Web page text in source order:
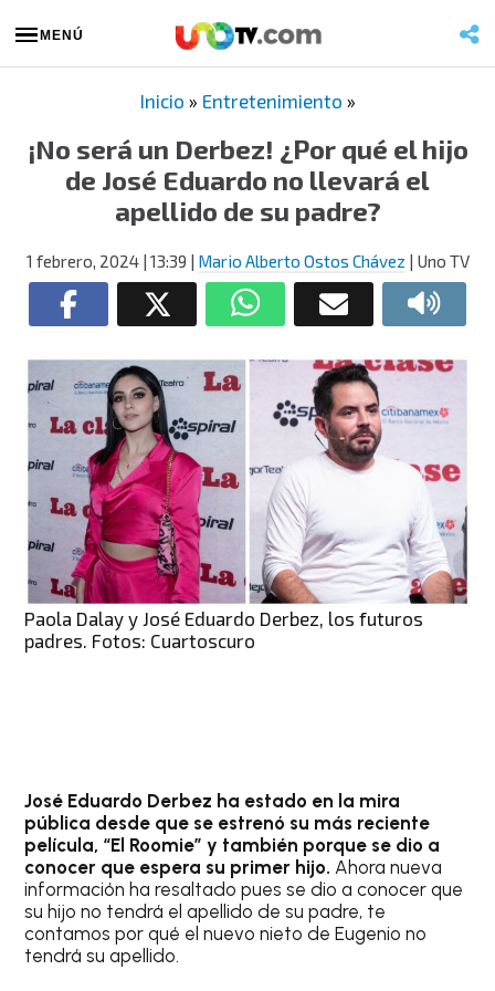
MENÚ
Inicio » Entretenimiento »
¡No será un Derbez! ¿Por qué el hijo
de José Eduardo no llevará el
apellido de su padre?
1 febrero, 2024| 13:39 | Mario Alberto Ostos Chávez | Uno TV
Paola Dalay y José Eduardo Derbez, los futuros
padres. Fotos: Cuartoscuro
José Eduardo Derbez ha estado en la mira
pública desde que se estrenó su más reciente
película, “El Roomie” y también porque se dio a
conocer que espera su primer hijo. Ahora nueva
información ha resaltado pues se dio a conocer que
su hijo no tendrá el apellido de su padre, te
contamos por qué el nuevo nieto de Eugenio no
tendrá su apellido.